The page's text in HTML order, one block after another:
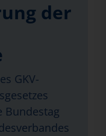
der
GKV-
Bundestag